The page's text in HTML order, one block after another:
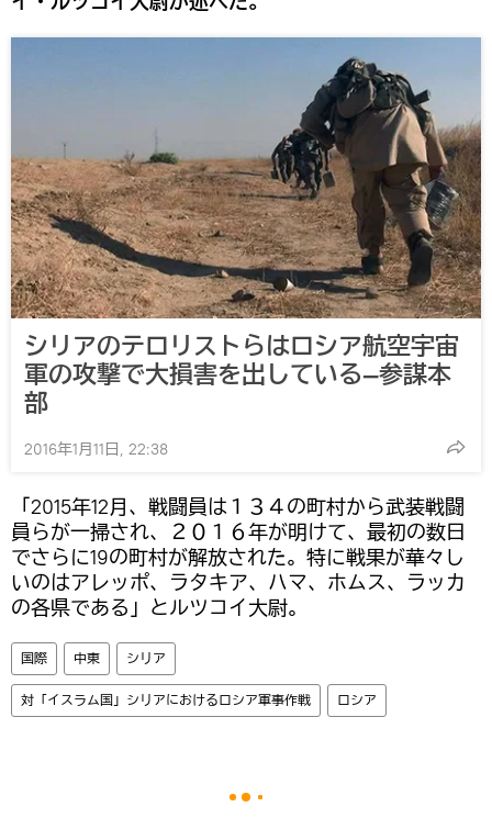
シリアのテロリストらはロシア航空宇宙
軍の攻撃で大損害を出している―参謀本
部
2016年1月11日, 22:38
「2015年12月、戦闘員は１３４の町村から武装戦闘
員らが一掃され、２０１６年が明けて、最初の数日
でさらに19の町村が解放された。特に戦果が華々し
いのはアレッポ、ラタキア、ハマ、ホムス、ラッカ
の各県である」とルツコイ大尉。
国際 中東 シリア
対「イスラム国」シリアにおけるロシア軍事作戦 ロシア